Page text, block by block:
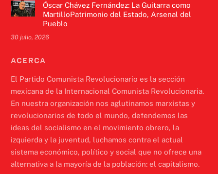
Óscar Chávez Fernández: La Guitarra como
MartilloPatrimonio del Estado, Arsenal del
Pueblo
30 julio, 2026
ACERCA
El Partido Comunista Revolucionario es la sección
mexicana de la Internacional Comunista Revolucionaria.
En nuestra organización nos aglutinamos marxistas y
revolucionarios de todo el mundo, defendemos las
ideas del socialismo en el movimiento obrero, la
izquierda y la juventud, luchamos contra el actual
sistema económico, político y social que no ofrece una
alternativa a la mayoría de la población: el capitalismo.